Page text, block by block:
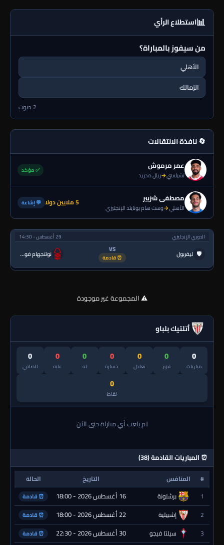
📊استطلاع الرأي
من سيفوز بالمباراة؟
الأهلي
الزمالك
2 صوت
🔄 نافذة الانتقالات
عمر مرموش
تشيلسي→ريال مدريد
✅ مؤكد
مصطفى شزبير
الأهلي→وست هام يونايتد الإنجليزي 5 ملايين دولا 💬 إشاعة
الدوري الإنجليزي 29 أغسطس - 14:30
🛡 ليفربول VS
⏰ قادمة نوتنجهام فورست
⚠️ المجموعة غير موجودة
أتلتيك بلباو
0
مباريات
0
فوز
0
تعادل
0
خسارة
0
له
0
عليه
0
الصافي
0
نقاط
لم يلعب أي مباراة حتى الآن
⏰ المباريات القادمة (38)
# المنافس التاريخ
الحالة
1
برشلونة 16 أغسطس 2026 - 18:00 ⏰ قادمة
2 إشبيلية 22 أغسطس 2026 - 18:00 ⏰ قادمة
3 سيلتا فيجو 30 أغسطس 2026 - 22:30 ⏰ قادمة